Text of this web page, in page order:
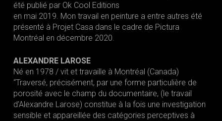
été publié par Ok Cool Editions
en mai 2019. Mon travail en peinture a entre autres été
présenté à Projet Casa dans le cadre de Pictura
Montréal en décembre 2020.
ALEXANDRE LAROSE
Né en 1978 / vit et travaille à Montréal (Canada)
“Traversé, précisément, par une forme particulière de
porosité avec le champ du documentaire, (le travail
d’Alexandre Larose) constitue à la fois une investigation
sensible et appareillée des catégories perceptives à